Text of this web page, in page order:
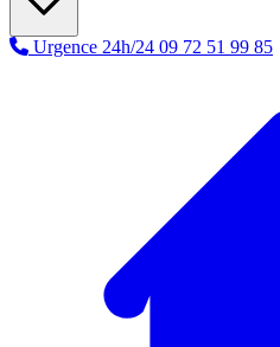
Urgence 24h/24 09 72 51 99 85